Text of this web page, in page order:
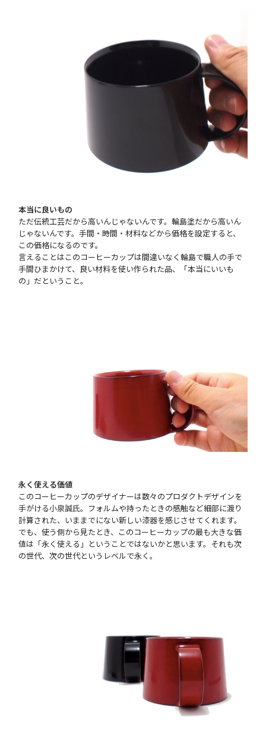
本当に良いもの
ただ伝統工芸だから高いんじゃないんです。輪島塗だから高いん
じゃないんです。手間・時間・材料などから価格を設定すると、
この価格になるのです。
言えることはこのコーヒーカップは間違いなく輪島で職人の手で
手間ひまかけて、良い材料を使い作られた品、「本当にいいも
の」だということ。
永く使える価値
このコーヒーカップのデザイナーは数々のプロダクトデザインを
手がける小泉誠氏。フォルムや持ったときの感触など細部に渡り
計算された、いままでにない新しい漆器を感じさせてくれます。
でも、使う側から見たとき、このコーヒーカップの最も大きな価
値は「永く使える」ということではないかと思います。それも次
の世代、次の世代というレベルで永く。